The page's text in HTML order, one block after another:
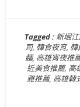
Tagged : 新堀
司, 韓食夜宵, 韓
麵, 高雄宵夜推
近美食推薦, 高
雞推薦, 高雄韓